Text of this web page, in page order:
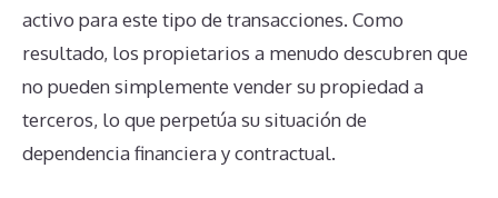
activo para este tipo de transacciones. Como
resultado, los propietarios a menudo descubren que
no pueden simplemente vender su propiedad a
terceros, lo que perpetúa su situación de
dependencia financiera y contractual.